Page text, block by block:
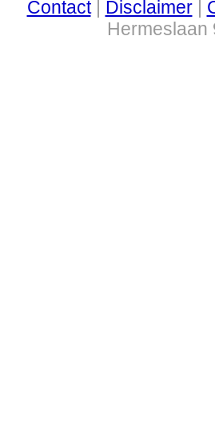
Contact| Disclaimer|
Hermeslaan